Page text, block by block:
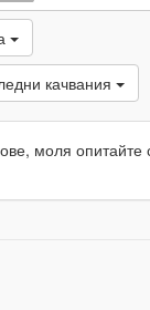
качвания
моля опитайте